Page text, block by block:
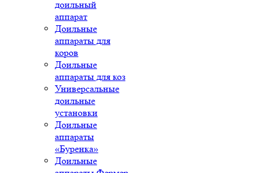
доильный
аппарат
Доильные
аппараты для
коров
Доильные
аппараты для коз
Универсальные
доильные
установки
Доильные
аппараты
«Буренка»
Доильные